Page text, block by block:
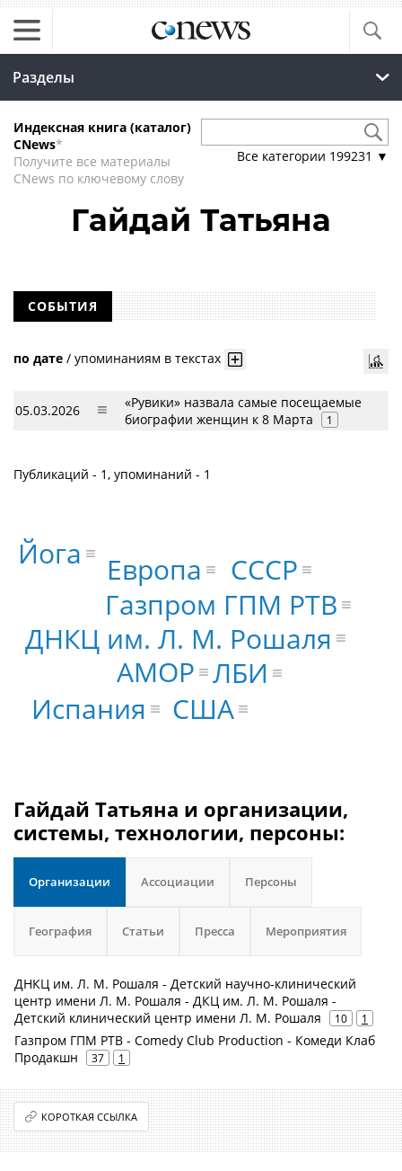
Разделы
Индексная книга (каталог)
CNews*
Получите все материалы
CNews по ключевому слову
Все категории 199231 ▼
Гайдай Татьяна
СОБЫТИЯ
по дате / упоминаниям в текстах
05.03.2026
«Рувики» назвала самые посещаемые
биографии женщин к 8 Марта
1
Публикаций - 1, упоминаний - 1
ДНКЦ им. Л. М. Рошаля
Газпром ГПМ РТВ
АМОР ЛБИ
Испания
СССР
Европа
США
Йога
Гайдай Татьяна и организации,
системы, технологии, персоны:
Организации Ассоциации Персоны
География Статьи Пресса Мероприятия
ДНКЦ им. Л. М. Рошаля - Детский научно-клинический
центр имени Л. М. Рошаля - ДКЦ им. Л. М. Рошаля -
Детский клинический центр имени Л. М. Рошаля
10 1
Газпром ГПМ РТВ - Comedy Club Production - Комеди Клаб
Продакшн
37 1
КОРОТКАЯ ССЫЛКА